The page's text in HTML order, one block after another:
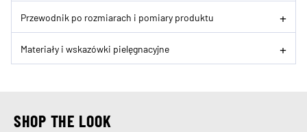
Przewodnik po rozmiarach i pomiary produktu
Materiały i wskazówki pielęgnacyjne
SHOP THE LOOK